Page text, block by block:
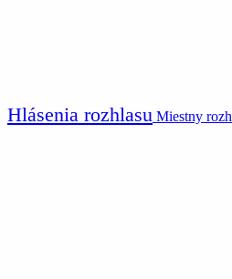
Hlásenia rozhlasu Miestny